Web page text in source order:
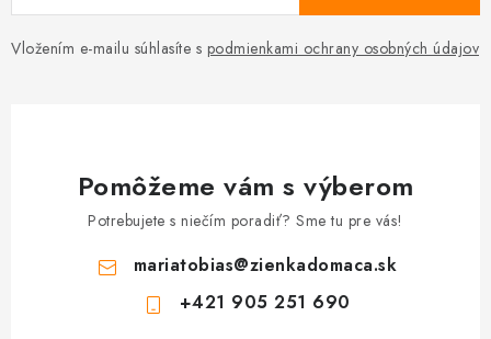
Vložením e-mailu súhlasíte s podmienkami ochrany osobných údajov
Pomôžeme vám s výberom
Potrebujete s niečím poradiť? Sme tu pre vás!
mariatobias@zienkadomaca.sk
+421 905 251 690